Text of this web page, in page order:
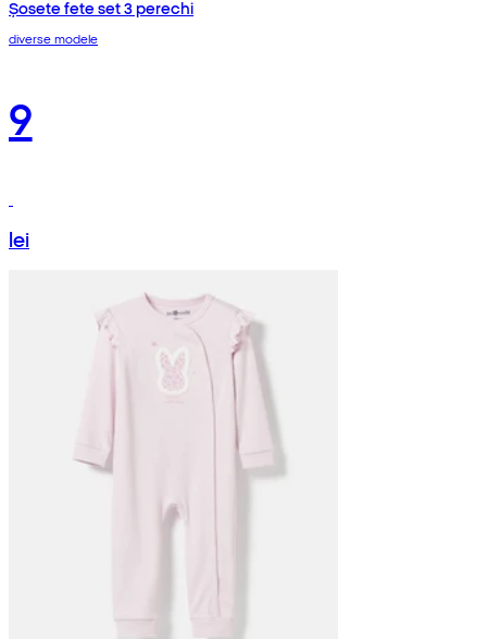
Șosete fete set 3 perechi
diverse modele
9
lei